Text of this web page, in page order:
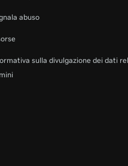
abuso
sulla divulgazione dei dati